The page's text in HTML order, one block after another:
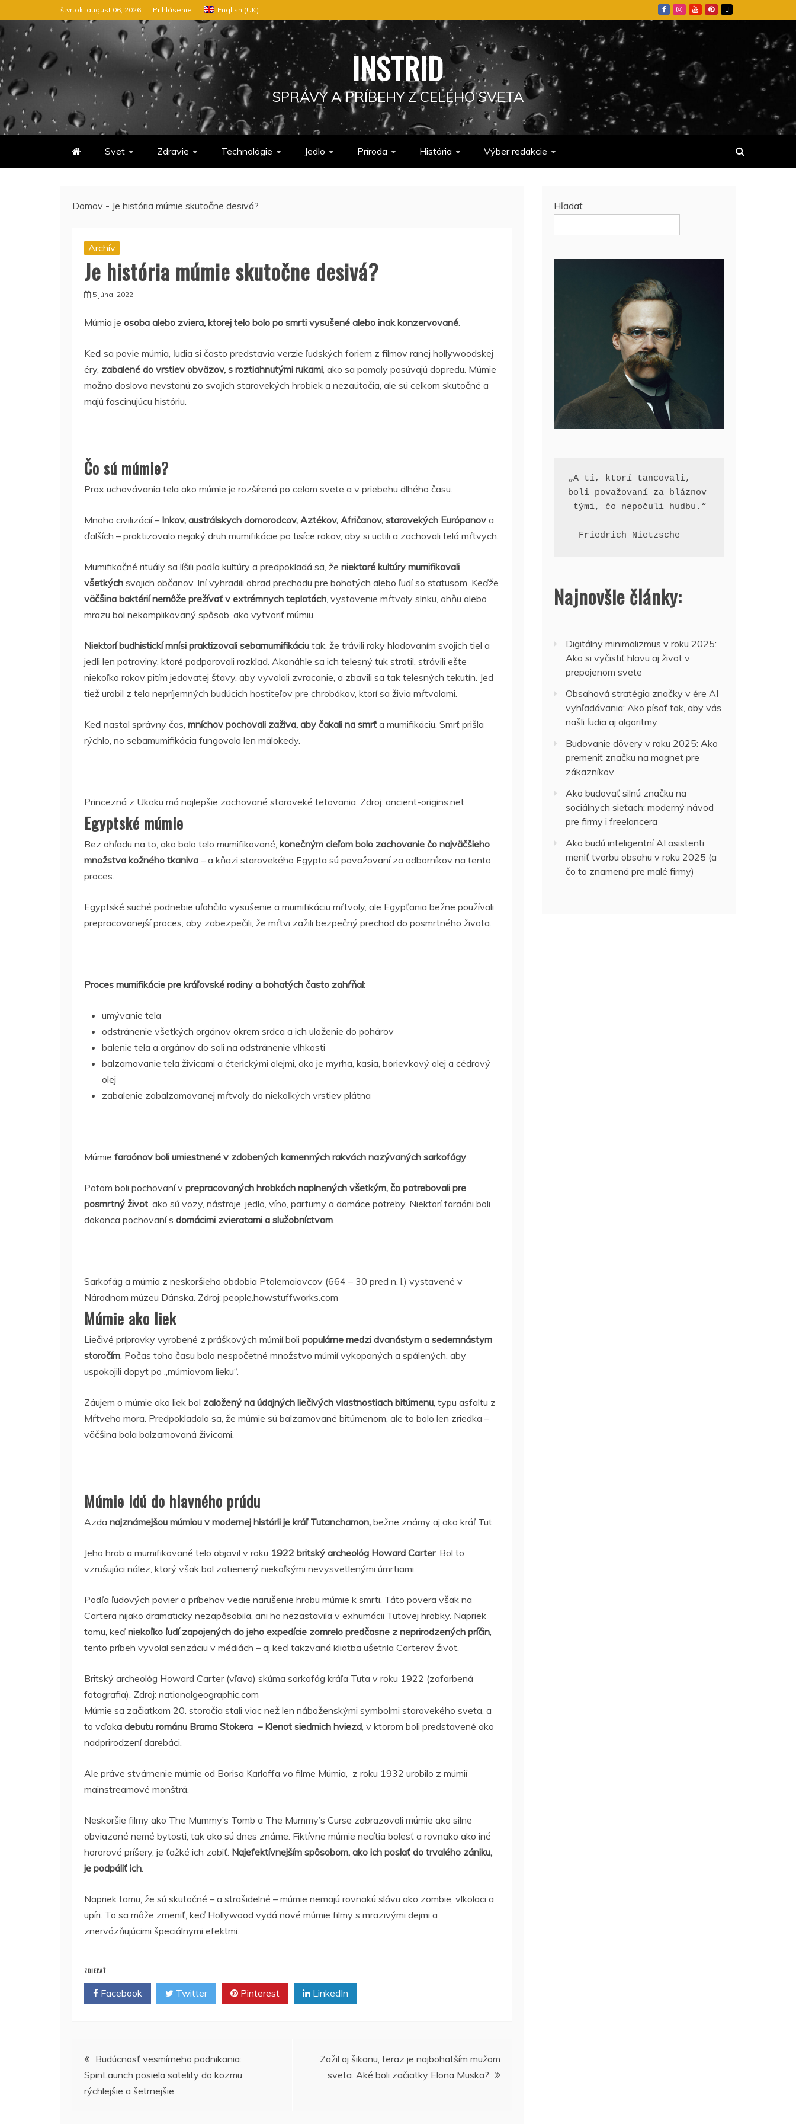
na
obsah
štvrtok, august 06, 2026 Prihlásenie English (UK)
INSTRID
SPRÁVY A PRÍBEHY Z CELÉHO SVETA
Svet Zdravie Technológie Jedlo Príroda História Výber redakcie
Domov - Je história múmie skutočne desivá?
Archív
Je história múmie skutočne desivá?
5 júna, 2022
Múmia je osoba alebo zviera, ktorej telo bolo po smrti vysušené alebo inak konzervované.
Keď sa povie múmia, ľudia si často predstavia verzie ľudských foriem z filmov ranej hollywoodskej
éry, zabalené do vrstiev obväzov, s roztiahnutými rukami, ako sa pomaly posúvajú dopredu. Múmie
možno doslova nevstanú zo svojich starovekých hrobiek a nezaútočia, ale sú celkom skutočné a
majú fascinujúcu históriu.
Čo sú múmie?
Prax uchovávania tela ako múmie je rozšírená po celom svete a v priebehu dlhého času.
Mnoho civilizácií – Inkov, austrálskych domorodcov, Aztékov, Afričanov, starovekých Európanov a
ďalších – praktizovalo nejaký druh mumifikácie po tisíce rokov, aby si uctili a zachovali telá mŕtvych.
Mumifikačné rituály sa líšili podľa kultúry a predpokladá sa, že niektoré kultúry mumifikovali
všetkých svojich občanov. Iní vyhradili obrad prechodu pre bohatých alebo ľudí so statusom. Keďže
väčšina baktérií nemôže prežívať v extrémnych teplotách, vystavenie mŕtvoly slnku, ohňu alebo
mrazu bol nekomplikovaný spôsob, ako vytvoriť múmiu.
Niektorí budhistickí mnísi praktizovali sebamumifikáciu tak, že trávili roky hladovaním svojich tiel a
jedli len potraviny, ktoré podporovali rozklad. Akonáhle sa ich telesný tuk stratil, strávili ešte
niekoľko rokov pitím jedovatej šťavy, aby vyvolali zvracanie, a zbavili sa tak telesných tekutín. Jed
tiež urobil z tela nepríjemných budúcich hostiteľov pre chrobákov, ktorí sa živia mŕtvolami.
Keď nastal správny čas, mníchov pochovali zaživa, aby čakali na smrť a mumifikáciu. Smrť prišla
rýchlo, no sebamumifikácia fungovala len málokedy.
Princezná z Ukoku má najlepšie zachované staroveké tetovania. Zdroj: ancient-origins.net
Egyptské múmie
Bez ohľadu na to, ako bolo telo mumifikované, konečným cieľom bolo zachovanie čo najväčšieho
množstva kožného tkaniva – a kňazi starovekého Egypta sú považovaní za odborníkov na tento
proces.
Egyptské suché podnebie uľahčilo vysušenie a mumifikáciu mŕtvoly, ale Egypťania bežne používali
prepracovanejší proces, aby zabezpečili, že mŕtvi zažili bezpečný prechod do posmrtného života.
Proces mumifikácie pre kráľovské rodiny a bohatých často zahŕňal:
umývanie tela
odstránenie všetkých orgánov okrem srdca a ich uloženie do pohárov
balenie tela a orgánov do soli na odstránenie vlhkosti
balzamovanie tela živicami a éterickými olejmi, ako je myrha, kasia, borievkový olej a cédrový
olej
zabalenie zabalzamovanej mŕtvoly do niekoľkých vrstiev plátna
Múmie faraónov boli umiestnené v zdobených kamenných rakvách nazývaných sarkofágy.
Potom boli pochovaní v prepracovaných hrobkách naplnených všetkým, čo potrebovali pre
posmrtný život, ako sú vozy, nástroje, jedlo, víno, parfumy a domáce potreby. Niektorí faraóni boli
dokonca pochovaní s domácimi zvieratami a služobníctvom.
Sarkofág a múmia z neskoršieho obdobia Ptolemaiovcov (664 – 30 pred n. l.) vystavené v
Národnom múzeu Dánska. Zdroj: people.howstuffworks.com
Múmie ako liek
Liečivé prípravky vyrobené z práškových múmií boli populárne medzi dvanástym a sedemnástym
storočím. Počas toho času bolo nespočetné množstvo múmií vykopaných a spálených, aby
uspokojili dopyt po „múmiovom lieku“.
Záujem o múmie ako liek bol založený na údajných liečivých vlastnostiach bitúmenu, typu asfaltu z
Mŕtveho mora. Predpokladalo sa, že múmie sú balzamované bitúmenom, ale to bolo len zriedka –
väčšina bola balzamovaná živicami.
Múmie idú do hlavného prúdu
Azda najznámejšou múmiou v modernej histórii je kráľ Tutanchamon, bežne známy aj ako kráľ Tut.
Jeho hrob a mumifikované telo objavil v roku 1922 britský archeológ Howard Carter. Bol to
vzrušujúci nález, ktorý však bol zatienený niekoľkými nevysvetlenými úmrtiami.
Podľa ľudových povier a príbehov vedie narušenie hrobu múmie k smrti. Táto povera však na
Cartera nijako dramaticky nezapôsobila, ani ho nezastavila v exhumácii Tutovej hrobky. Napriek
tomu, keď niekoľko ľudí zapojených do jeho expedície zomrelo predčasne z neprirodzených príčin,
tento príbeh vyvolal senzáciu v médiách – aj keď takzvaná kliatba ušetrila Carterov život.
Britský archeológ Howard Carter (vľavo) skúma sarkofág kráľa Tuta v roku 1922 (zafarbená
fotografia). Zdroj: nationalgeographic.com
Múmie sa začiatkom 20. storočia stali viac než len náboženskými symbolmi starovekého sveta, a
to vďaka debutu románu Brama Stokera – Klenot siedmich hviezd, v ktorom boli predstavené ako
nadprirodzení darebáci.
Ale práve stvárnenie múmie od Borisa Karloffa vo filme Múmia, z roku 1932 urobilo z múmií
mainstreamové monštrá.
Neskoršie filmy ako The Mummy’s Tomb a The Mummy’s Curse zobrazovali múmie ako silne
obviazané nemé bytosti, tak ako sú dnes známe. Fiktívne múmie necítia bolesť a rovnako ako iné
hororové príšery, je ťažké ich zabiť. Najefektívnejším spôsobom, ako ich poslať do trvalého zániku,
je podpáliť ich.
Napriek tomu, že sú skutočné – a strašidelné – múmie nemajú rovnakú slávu ako zombie, vlkolaci a
upíri. To sa môže zmeniť, keď Hollywood vydá nové múmie filmy s mrazivými dejmi a
znervózňujúcimi špeciálnymi efektmi.
ZDIEĽAŤ
Facebook Twitter Pinterest LinkedIn
Navigácia
Budúcnosť vesmírneho podnikania:
SpinLaunch posiela satelity do kozmu
rýchlejšie a šetrnejšie
Zažil aj šikanu, teraz je najbohatším mužom
sveta. Aké boli začiatky Elona Muska?
Hľadať
„A tí, ktorí tancovali,
boli považovaní za bláznov
tými, čo nepočuli hudbu.“
— Friedrich Nietzsche
Najnovšie články:
Digitálny minimalizmus v roku 2025:
Ako si vyčistiť hlavu aj život v
prepojenom svete
Obsahová stratégia značky v ére AI
vyhľadávania: Ako písať tak, aby vás
našli ľudia aj algoritmy
Budovanie dôvery v roku 2025: Ako
premeniť značku na magnet pre
zákazníkov
Ako budovať silnú značku na
sociálnych sieťach: moderný návod
pre firmy i freelancera
Ako budú inteligentní AI asistenti
meniť tvorbu obsahu v roku 2025 (a
čo to znamená pre malé firmy)